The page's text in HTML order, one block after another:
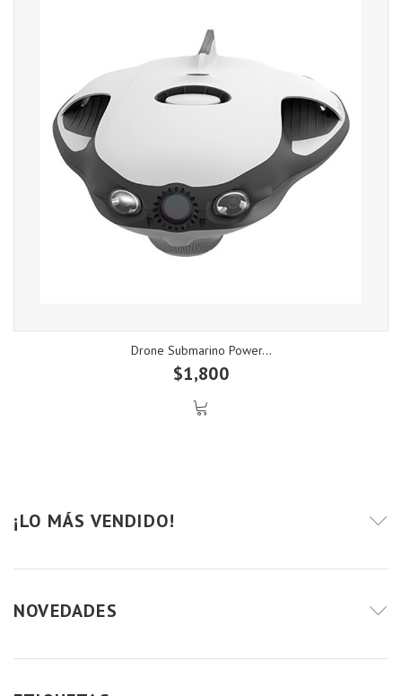
Drone Submarino Power...
$1,800
¡LO MÁS VENDIDO!
NOVEDADES